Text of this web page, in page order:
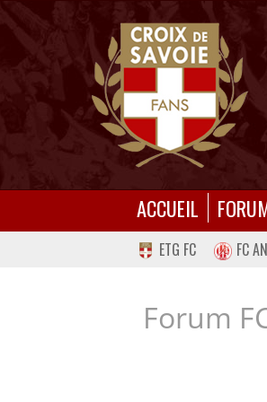
ACCUEIL
ETG FC FC
Forum